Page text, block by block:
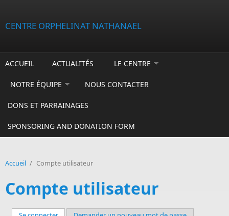
CENTRE ORPHELINAT NATHANAEL
ACCUEIL ACTUALITÉS LE CENTRE
NOTRE ÉQUIPE NOUS CONTACTER
DONS ET PARRAINAGES
SPONSORING AND DONATION FORM
Accueil / Compte utilisateur
Compte utilisateur